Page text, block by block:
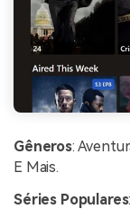
Gêneros:
E Mais.
Séries Populares